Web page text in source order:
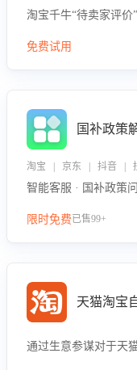
淘宝千牛“待卖家评价
免费试用
国补政策
淘宝 | 京东 | 抖音 |
智能客服 · 国补政策
限时免费已售99+
天猫淘宝
通过生意参谋对于天